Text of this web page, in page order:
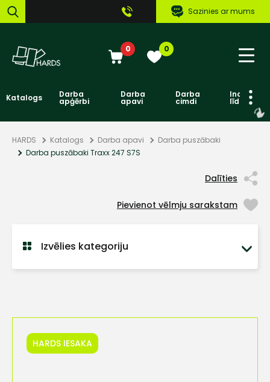
Sazinies ar mums
0 0
Katalogs Darba
apģērbi
Darba
apavi
Darba
cimdi līdzekļi
HARDS Katalogs Darba apavi
Darba puszābaki
Darba puszābaki Traxx 247 S7S
Dalīties
Pievienot vēlmju sarakstam
Izvēlies kategoriju
HARDS IESAKA